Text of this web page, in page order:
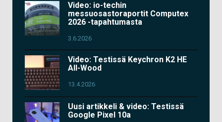
Video: io-techin
messuosastoraportit Computex
2026 -tapahtumasta
3.6.2026
Video: Testissä Keychron K2 HE
All-Wood
13.4.2026
Uusi artikkeli & video: Testissä
Google Pixel 10a